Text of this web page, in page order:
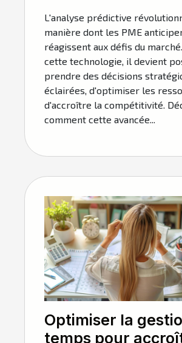
L'analyse prédictive
manière dont les PME
réagissent aux défis du
cette technologie, il devient
prendre des décisions
éclairées, d'optimiser les
d'accroître la compétitivité.
comment cette avancée...
Optimiser la
temps pour